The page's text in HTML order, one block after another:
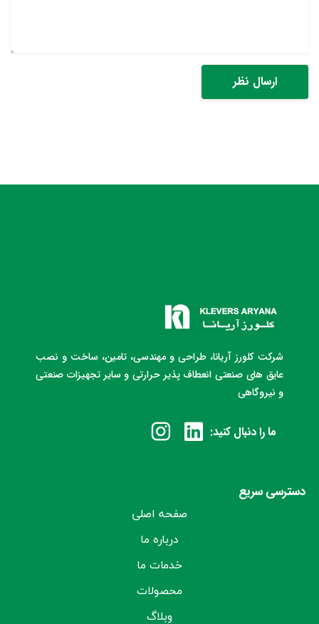
شرکت کلورز آریانا، طراحی و مهندسی، تامین، ساخت و نصب
عایق های صنعتی انعطاف پذیر حرارتی و سایر تجهیزات صنعتی
و نیروگاهی
ما را دنبال کنید:
دسترسی سریع
صفحه اصلی
درباره ما
خدمات ما
محصولات
وبلاگ